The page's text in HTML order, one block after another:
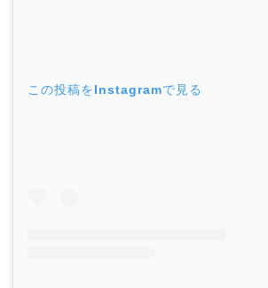
この投稿をInstagramで見る